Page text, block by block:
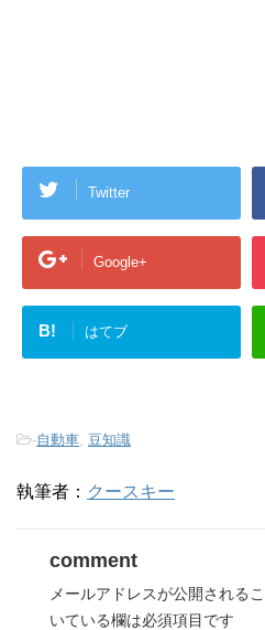
Twitter
Google+
B! はてブ
-自動車 豆知識
執筆者： クースキー
comment
メールアドレスが公開される
いている欄は必須項目です